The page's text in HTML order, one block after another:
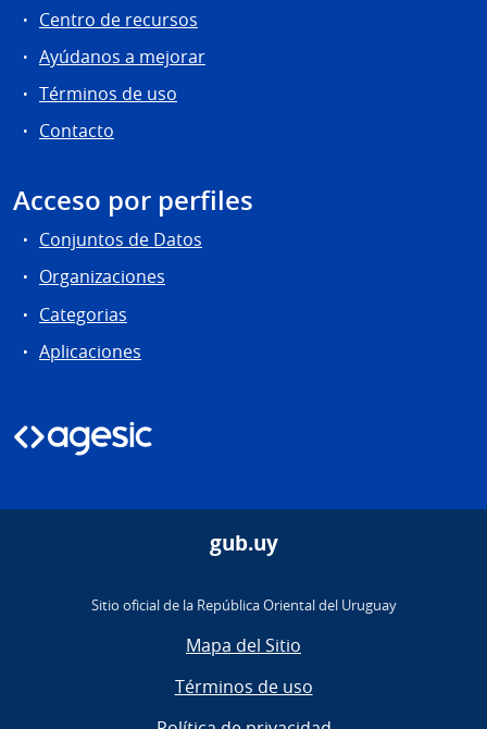
Centro de recursos
Ayúdanos a mejorar
Términos de uso
Contacto
Acceso por perfiles
Conjuntos de Datos
Organizaciones
Categorias
Aplicaciones
gub.uy
Sitio oficial de la República Oriental del Uruguay
Mapa del Sitio
Términos de uso